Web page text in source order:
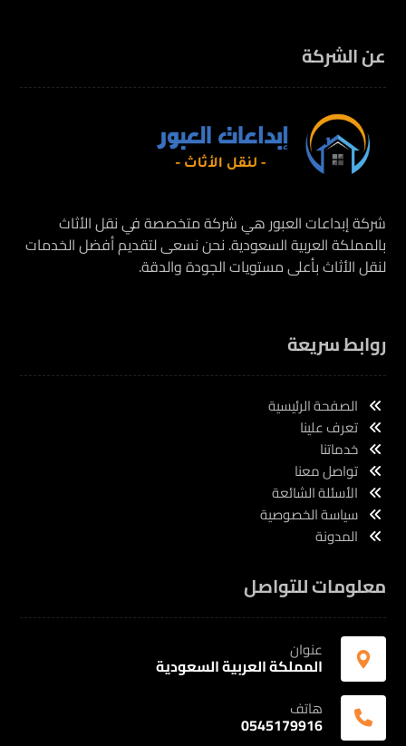
عن الشركة
شركة إبداعات العبور هي شركة متخصصة في نقل الأثاث
بالمملكة العربية السعودية. نحن نسعى لتقديم أفضل الخدمات
لنقل الأثاث بأعلى مستويات الجودة والدقة.
روابط سريعة
الصفحة الرئيسية
تعرف علينا
خدماتنا
تواصل معنا
الأسئلة الشائعة
سياسة الخصوصية
المدونة
معلومات للتواصل
عنوان
المملكة العربية السعودية
هاتف
0545179916